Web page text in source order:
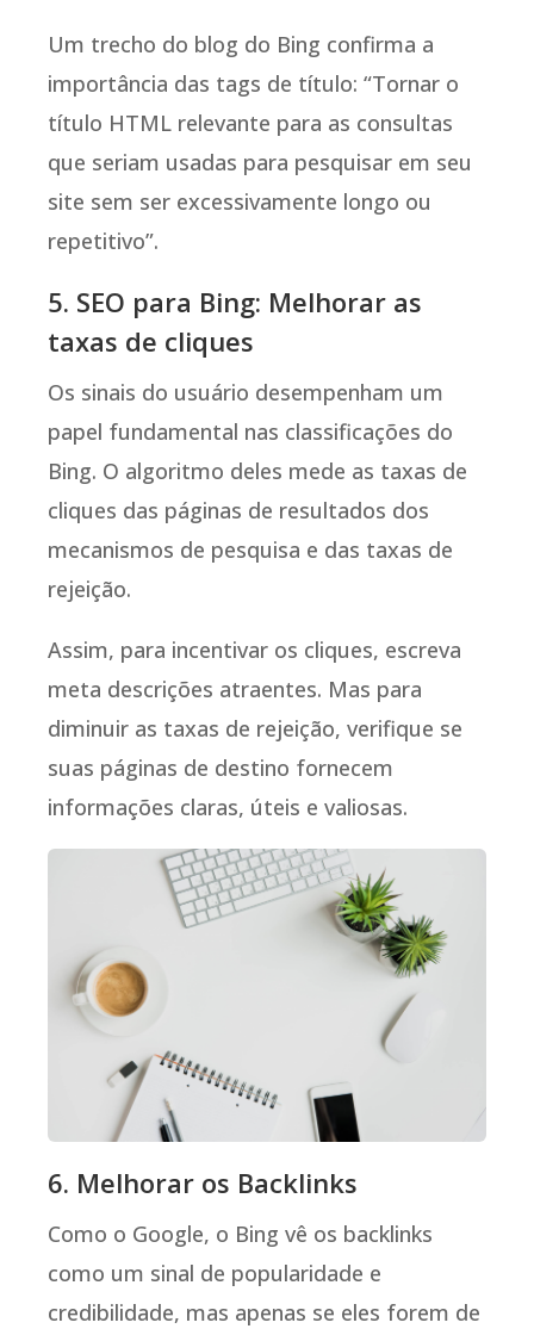
Um trecho do blog do Bing confirma a
importância das tags de título: “Tornar o
título HTML relevante para as consultas
que seriam usadas para pesquisar em seu
site sem ser excessivamente longo ou
repetitivo”.
5. SEO para Bing: Melhorar as
taxas de cliques
Os sinais do usuário desempenham um
papel fundamental nas classificações do
Bing. O algoritmo deles mede as taxas de
cliques das páginas de resultados dos
mecanismos de pesquisa e das taxas de
rejeição.
Assim, para incentivar os cliques, escreva
meta descrições atraentes. Mas para
diminuir as taxas de rejeição, verifique se
suas páginas de destino fornecem
informações claras, úteis e valiosas.
6. Melhorar os Backlinks
Como o Google, o Bing vê os backlinks
como um sinal de popularidade e
credibilidade, mas apenas se eles forem de